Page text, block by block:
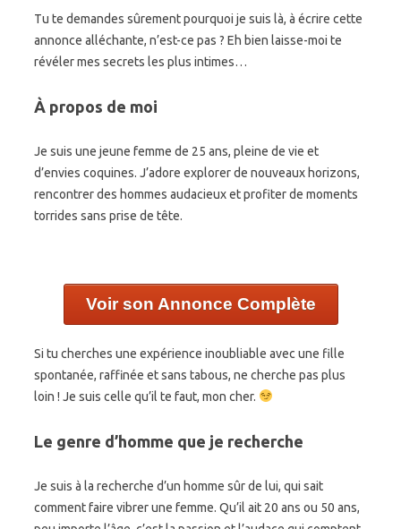
Tu te demandes sûrement pourquoi je suis là, à écrire cette
annonce alléchante, n’est-ce pas ? Eh bien laisse-moi te
révéler mes secrets les plus intimes…
À propos de moi
Je suis une jeune femme de 25 ans, pleine de vie et
d’envies coquines. J’adore explorer de nouveaux horizons,
rencontrer des hommes audacieux et profiter de moments
torrides sans prise de tête.
Voir son Annonce Complète
Si tu cherches une expérience inoubliable avec une fille
spontanée, raffinée et sans tabous, ne cherche pas plus
loin ! Je suis celle qu’il te faut, mon cher.
Le genre d’homme que je recherche
Je suis à la recherche d’un homme sûr de lui, qui sait
comment faire vibrer une femme. Qu’il ait 20 ans ou 50 ans,